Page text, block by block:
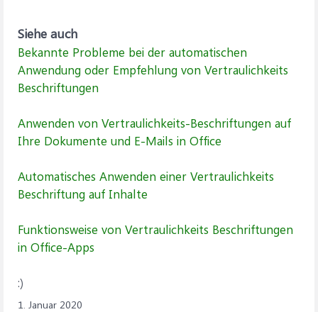
Siehe auch
Bekannte Probleme bei der automatischen
Anwendung oder Empfehlung von Vertraulichkeits
Beschriftungen
Anwenden von Vertraulichkeits-Beschriftungen auf
Ihre Dokumente und E-Mails in Office
Automatisches Anwenden einer Vertraulichkeits
Beschriftung auf Inhalte
Funktionsweise von Vertraulichkeits Beschriftungen
in Office-Apps
:)
1. Januar 2020